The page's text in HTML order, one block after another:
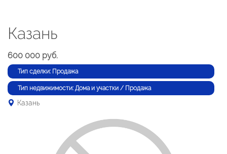
Казань
600 000 руб.
Тип сделки: Продажа
Тип недвижимости: Дома и участки / Продажа
Казань